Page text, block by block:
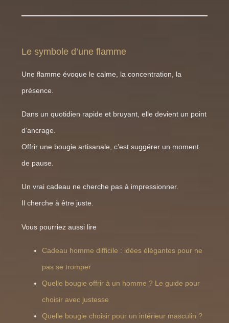
Le symbole d’une flamme
Une flamme évoque le calme, la concentration, la
présence.
Dans un quotidien rapide et bruyant, elle devient un point
d’ancrage.
Offrir une bougie artisanale, c’est suggérer un moment
de pause.
Un vrai cadeau ne cherche pas à impressionner.
Il cherche à être juste.
Vous pourriez aussi lire
Cadeau homme difficile : idées élégantes pour ne
pas se tromper
Quelle bougie offrir à un homme ? Le guide pour
choisir avec justesse
Quelle bougie choisir pour un intérieur masculin ?